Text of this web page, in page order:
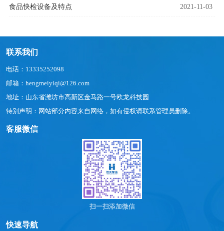
食品快检设备及特点 2021-11-03
联系我们
电话：13335252098
邮箱：hengmeiyiqi@126.com
地址：山东省潍坊市高新区金马路一号欧龙科技园
特别声明：网站部分内容来自网络，如有侵权请联系管理员删除。
客服微信
扫一扫添加微信
快速导航